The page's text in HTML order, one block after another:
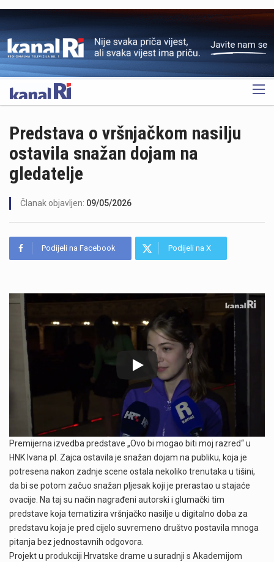
OGLAS
Predstava o vršnjačkom nasilju
ostavila snažan dojam na
gledatelje
Članak objavljen: 09/05/2026
Podijeli na Facebook Podijeli na X
Premijerna izvedba predstave „Ovo bi mogao biti moj razred“ u
HNK Ivana pl. Zajca ostavila je snažan dojam na publiku, koja je
potresena nakon zadnje scene ostala nekoliko trenutaka u tišini,
da bi se potom začuo snažan pljesak koji je prerastao u stajaće
ovacije. Na taj su način nagrađeni autorski i glumački tim
predstave koja tematizira vršnjačko nasilje u digitalno doba za
predstavu koja je pred cijelo suvremeno društvo postavila mnoga
pitanja bez jednostavnih odgovora.
Projekt u produkciji Hrvatske drame u suradnji s Akademijom